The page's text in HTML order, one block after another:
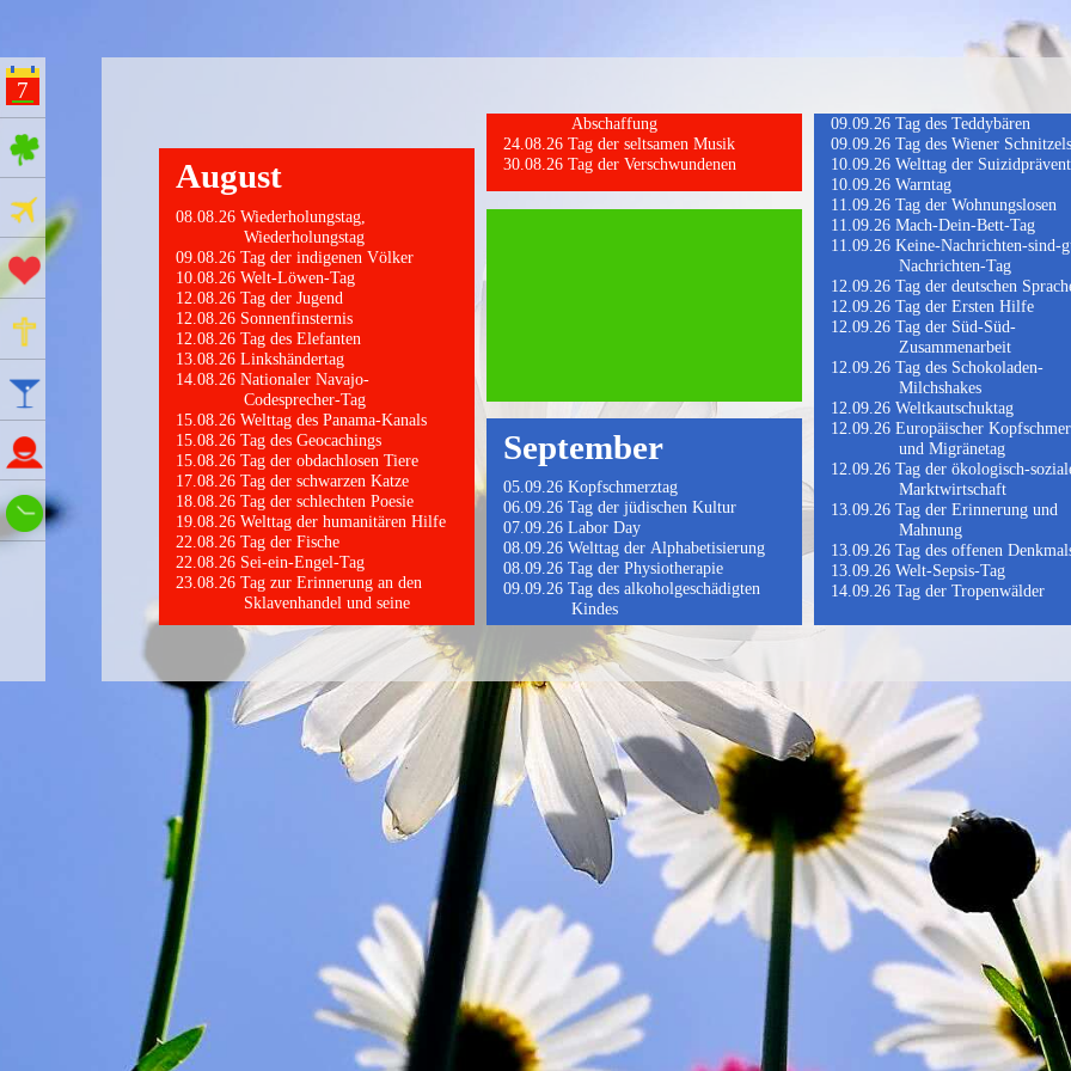
7
ges Feiertage
Ferien
Aktionstage
Gedenktage
Namenstage
Wie spät ist es?
August
Wiederholungstag,
Wiederholungstag
Tag der indigenen Völker
Welt-Löwen-Tag
Tag der Jugend
Sonnenfinsternis
Tag des Elefanten
Linkshändertag
Nationaler Navajo-
Codesprecher-Tag
Welttag des Panama-Kanals
Tag des Geocachings
Tag der obdachlosen Tiere
Tag der schwarzen Katze
Tag der schlechten Poesie
Welttag der humanitären Hilfe
Tag der Fische
Sei-ein-Engel-Tag
Tag zur Erinnerung an den
Sklavenhandel und seine
Abschaffung
Tag der seltsamen Musik
Tag der Verschwundenen
September
Kopfschmerztag
Tag der jüdischen Kultur
Labor Day
Welttag der Alphabetisierung
Tag der Physiotherapie
Tag des alkoholgeschädigten
Kindes
Tag des Teddybären
Tag des Wiener Schnitzels
Welttag der
Warntag
Tag der Wohnungslosen
Mach-Dein-Bett-Tag
Keine-Nachrichten-sind-
Nachrichten-Tag
Tag der deutschen
Tag der Ersten Hilfe
Tag der Süd-Süd-
Zusammenarbeit
Tag des Schokoladen-
Milchshakes
Weltkautschuktag
Europäischer
und Migränetag
Tag der ökologisch-
Marktwirtschaft
Tag der Erinnerung und
Mahnung
Tag des offenen
Welt-Sepsis-Tag
Tag der Tropenwälder